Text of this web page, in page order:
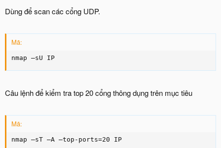
Dùng để scan các cổng UDP.
Mã:
nmap –sU IP
Câu lệnh để kiểm tra top 20 cổng thông dụng trên mục tiêu
Mã:
nmap –sT –A –top-ports=20 IP